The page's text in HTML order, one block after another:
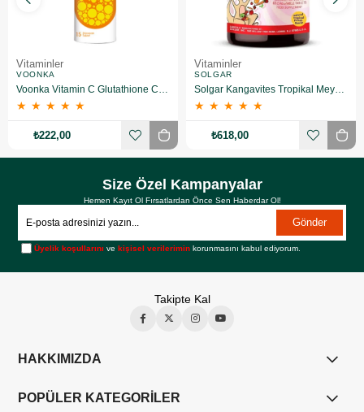
Vitaminler
VOONKA
★ ★ ★ ★ ★
₺222,00
Vitaminler
SOLGAR
★ ★ ★ ★ ★
₺618,00
Size Özel Kampanyalar
Hemen Kayıt Ol Fırsatlardan Önce Sen Haberdar Ol!
Gönder
Üyelik koşullarını vekişisel verilerimin korunmasını kabul ediyorum.
Takipte Kal
HAKKIMIZDA
POPÜLER KATEGORİLER